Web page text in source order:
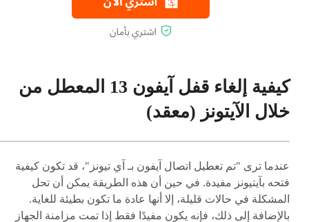
كيفية إلغاء قفل آيفون 13 المعطل من
خلال الآيتونز (معقد)
عندما ترى "تم تعطيل اتصال آيفون بـ آي تيونز"، قد تكون كيفية
فتحه بآيتيونز مفيدة. في حين أن هذه الطريقة يمكن أن تحل
المشكلة في حالات قليلة، إلا أنها عادة ما تكون بطيئة للغاية.
بالإضافة إلى ذلك، فإنه يكون مفيدًا فقط إذا تمت مزامنة الجهاز